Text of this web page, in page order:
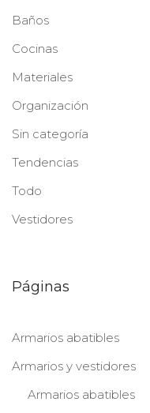
Baños
Cocinas
Materiales
Organización
Sin categoría
Tendencias
Todo
Vestidores
Páginas
Armarios abatibles
Armarios y vestidores
Armarios abatibles